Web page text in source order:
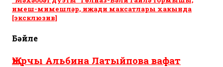
имеш-мимешләр, иҗади максатлары хакында
[эксклюзив]
Бәйле
Җырчы Альбина Латыйпова вафат